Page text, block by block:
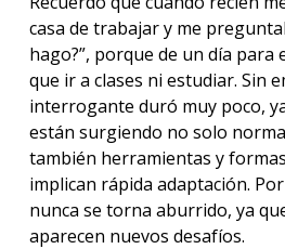
casa de trabajar y me
hago?”, porque de un día para
que ir a clases ni estudiar. Sin
interrogante duró muy poco,
están surgiendo no solo
también herramientas y
implican rápida adaptación.
nunca se torna aburrido, ya
aparecen nuevos desafíos.